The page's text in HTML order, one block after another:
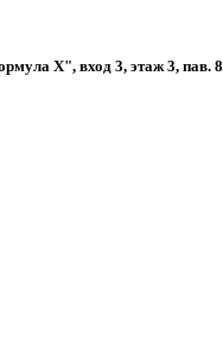
Х", вход 3, этаж 3, пав. 8